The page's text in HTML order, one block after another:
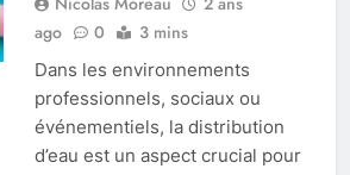
ago
0 3 mins
Dans les environnements
professionnels, sociaux ou
événementiels, la distribution
d’eau est un aspect crucial pour